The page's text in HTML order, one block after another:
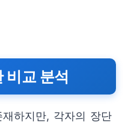
비교 분석
하지만, 각자의 장단